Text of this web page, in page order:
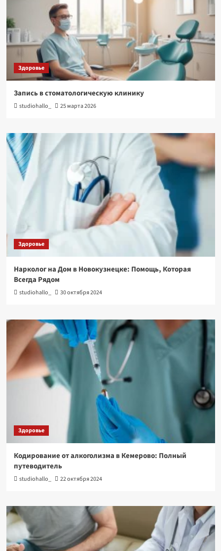
Здоровье
Запись в стоматологическую клинику
studiohallo_ 25 марта 2026
Здоровье
Нарколог на Дом в Новокузнецке: Помощь, Которая
Всегда Рядом
studiohallo_ 30 октября 2024
Здоровье
Кодирование от алкоголизма в Кемерово: Полный
путеводитель
studiohallo_ 22 октября 2024